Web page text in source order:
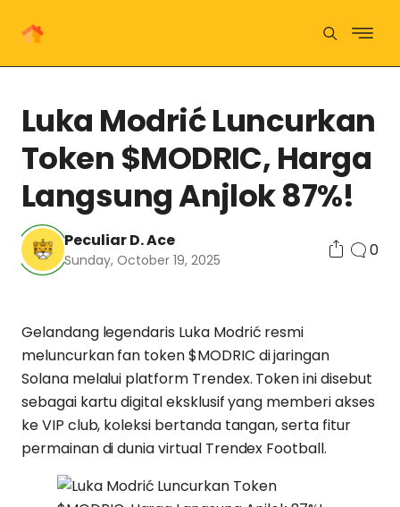
Luka Modrić Luncurkan
Token $MODRIC, Harga
Langsung Anjlok 87%!
Peculiar D. Ace
Sunday, October 19, 2025
0
Gelandang legendaris Luka Modrić resmi
meluncurkan fan token $MODRIC di jaringan
Solana melalui platform Trendex. Token ini disebut
sebagai kartu digital eksklusif yang memberi akses
ke VIP club, koleksi bertanda tangan, serta fitur
permainan di dunia virtual Trendex Football.